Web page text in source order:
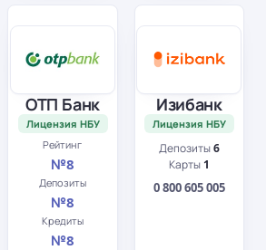
ОТП Банк
Лицензия НБУ
Рейтинг
№8
Депозиты
№8
Кредиты
№8
Изибанк
Лицензия НБУ
Депозиты6
Карты 1
0 800 605 005